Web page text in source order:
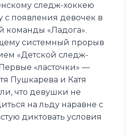
следж-хоккею
с появления девочек в
команды «Ладога».
системный прорыв
«Детской следж-
«ласточки» —
Пушкарева и Катя
что девушки не
на льду наравне с
диктовать условия